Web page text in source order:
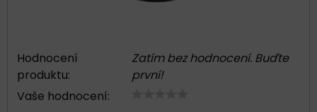
Hodnocení
produktu:
Zatím bez hodnocení. Buďte
první!
Vaše hodnocení: